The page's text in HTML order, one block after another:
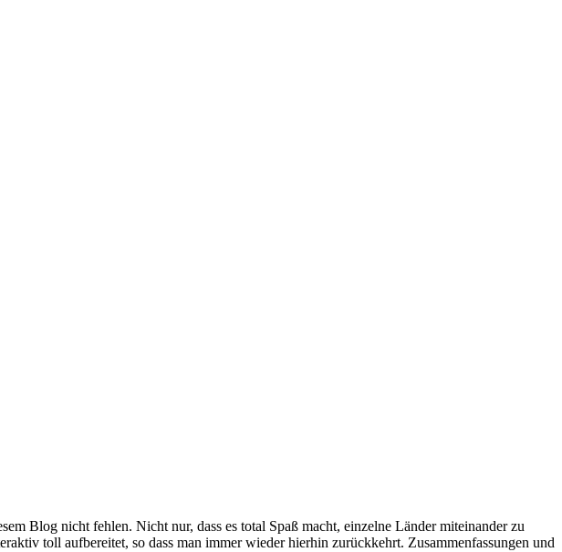
Blog nicht fehlen. Nicht nur, dass es total Spaß macht, einzelne Länder miteinander zu
toll aufbereitet, so dass man immer wieder hierhin zurückkehrt. Zusammenfassungen und